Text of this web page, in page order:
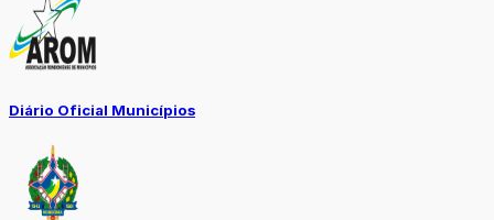
Diário Oficial Municípios